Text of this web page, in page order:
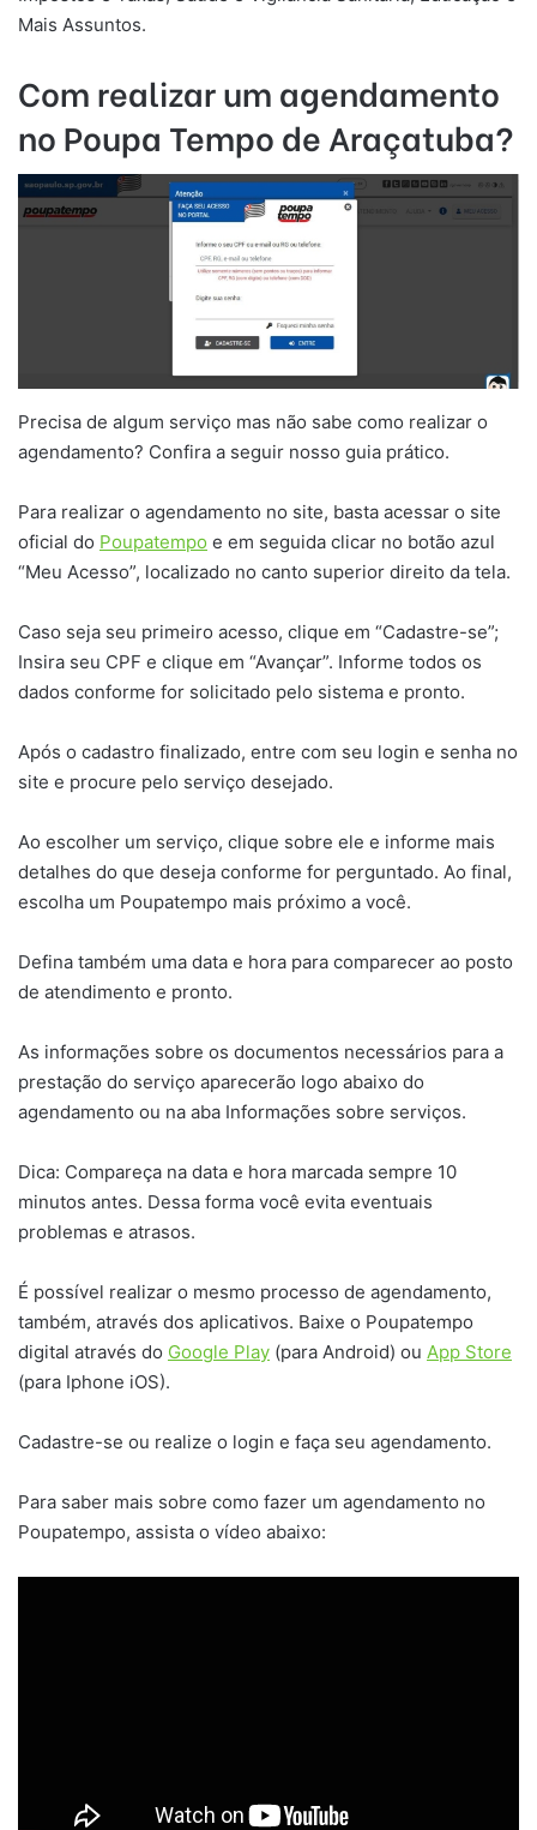
Mais Assuntos.
Com realizar um agendamento
no Poupa Tempo de Araçatuba?
Precisa de algum serviço mas não sabe como realizar o
agendamento? Confira a seguir nosso guia prático.
Para realizar o agendamento no site, basta acessar o site
oficial do Poupatempo e em seguida clicar no botão azul
“Meu Acesso”, localizado no canto superior direito da tela.
Caso seja seu primeiro acesso, clique em “Cadastre-se”;
Insira seu CPF e clique em “Avançar”. Informe todos os
dados conforme for solicitado pelo sistema e pronto.
Após o cadastro finalizado, entre com seu login e senha no
site e procure pelo serviço desejado.
Ao escolher um serviço, clique sobre ele e informe mais
detalhes do que deseja conforme for perguntado. Ao final,
escolha um Poupatempo mais próximo a você.
Defina também uma data e hora para comparecer ao posto
de atendimento e pronto.
As informações sobre os documentos necessários para a
prestação do serviço aparecerão logo abaixo do
agendamento ou na aba Informações sobre serviços.
Dica: Compareça na data e hora marcada sempre 10
minutos antes. Dessa forma você evita eventuais
problemas e atrasos.
É possível realizar o mesmo processo de agendamento,
também, através dos aplicativos. Baixe o Poupatempo
digital através do Google Play (para Android) ou App Store
(para Iphone iOS).
Cadastre-se ou realize o login e faça seu agendamento.
Para saber mais sobre como fazer um agendamento no
Poupatempo, assista o vídeo abaixo: